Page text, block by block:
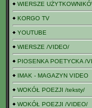
WIERSZE
KORGO TV
YOUTUBE
WIERSZE /VIDEO/
PIOSENKA POETYCKA /
IMAK - MAGAZYN VIDEO
WOKÓŁ POEZJI /teksty/
WOKÓŁ POEZJI /VIDEO/